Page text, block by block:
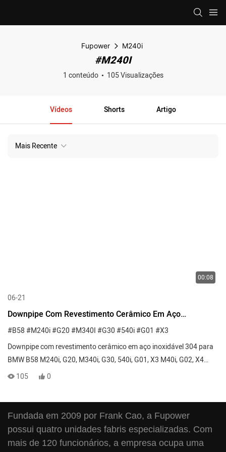
Fupower M240i
#M240I
1 conteúdo 105 Visualizações
Vídeos Shorts Artigo
Mais Recente
00:08
06-21
Downpipe Com Revestimento Cerâmico Em Aço
Inoxidável 304 Para BMW B58 M240i, G20, M340i, G30,
540i, G01, X3 M40i, G02, X4 M40i (2018 Em Diante).
#B58#M240i#G20#M340I#G30#540i#G01 #X3
Downpipe com revestimento cerâmico em aço inoxidável 304 para
BMW B58 M240i, G20, M340i, G30, 540i, G01, X3 M40i, G02, X4
M40i (2018 em diante).
105 0
Fundada em 2009 por Frank Cao, a Fupower
possui quatro unidades fabris especializadas. Com
mais de 120 funcionários, a empresa ocupa uma